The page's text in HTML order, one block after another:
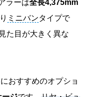
ラーは全長4,375mm
ミニバンタイプで
た目が大きく異な
おすすめのオプショ